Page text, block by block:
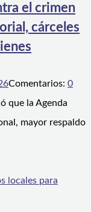
el crimen
cárceles
Comentarios: 0
que la Agenda
mayor respaldo